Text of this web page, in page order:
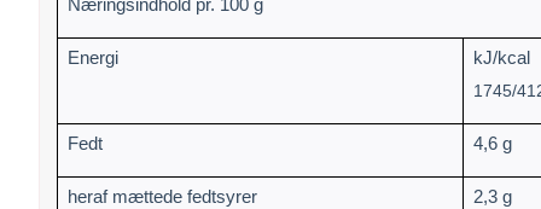
Næringsindhold pr. 100 g
Energi
kJ/kcal
1745/
Fedt 4,6 g
heraf mættede fedtsyrer 2,3 g